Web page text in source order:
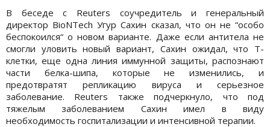
В беседе с Reuters соучредитель и генеральный
директор BioNTech Угур Сахин сказал, что он не “особо
беспокоился“ о новом варианте. Даже если антитела не
смогли уловить новый вариант, Сахин ожидал, что Т-
клетки, еще одна линия иммунной защиты, распознают
части белка-шипа, которые не изменились, и
предотвратят репликацию вируса и серьезное
заболевание. Reuters также подчеркнуло, что под
тяжелым заболеванием Сахин имел в виду
необходимость госпитализации и интенсивной терапии.